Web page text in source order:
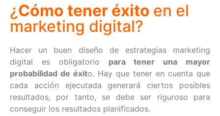
¿Cómo tener éxito en el
marketing digital?
Hacer un buen diseño de estrategias marketing
digital es obligatorio para tener una mayor
probabilidad de éxito. Hay que tener en cuenta que
cada acción ejecutada generará ciertos posibles
resultados, por tanto, se debe ser riguroso para
conseguir los resultados planificados.